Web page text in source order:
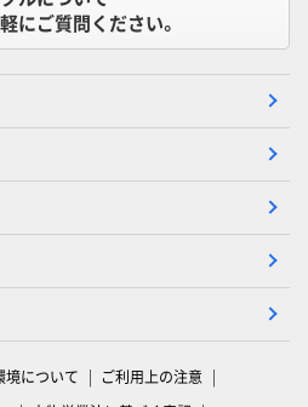
にご質問ください。
境について
ご利用上の注意